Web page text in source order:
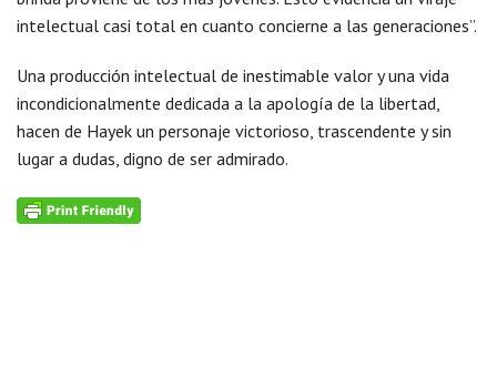
intelectual casi total en cuanto concierne a las generaciones”.
Una producción intelectual de inestimable valor y una vida
incondicionalmente dedicada a la apología de la libertad,
hacen de Hayek un personaje victorioso, trascendente y sin
lugar a dudas, digno de ser admirado.